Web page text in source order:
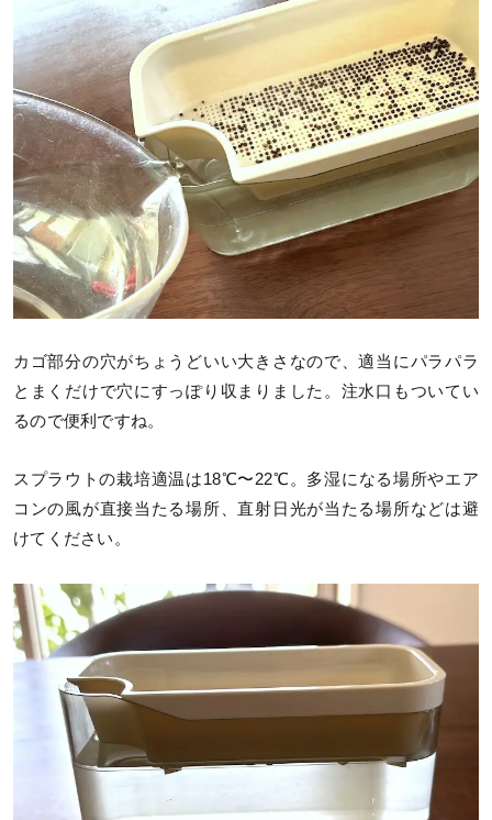
カゴ部分の穴がちょうどいい大きさなので、適当にパラパラ
とまくだけで穴にすっぽり収まりました。注水口もついてい
るので便利ですね。
スプラウトの栽培適温は18℃〜22℃。多湿になる場所やエア
コンの風が直接当たる場所、直射日光が当たる場所などは避
けてください。